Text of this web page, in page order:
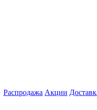
Распродажа Акции